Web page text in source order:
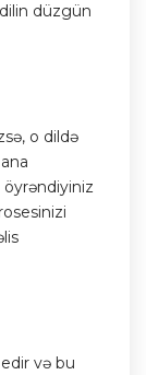
düzgün
o dildə
və bu